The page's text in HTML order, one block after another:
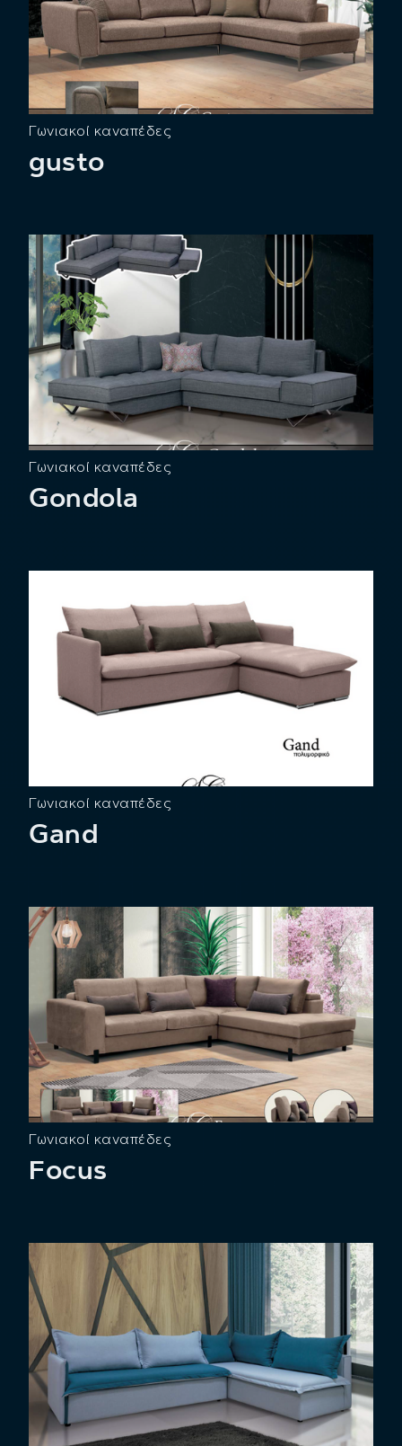
Γωνιακοί καναπέδες
gusto
Γωνιακοί καναπέδες
Gondola
Γωνιακοί καναπέδες
Gand
Γωνιακοί καναπέδες
Focus